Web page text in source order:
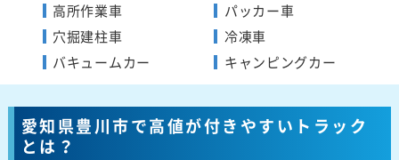
高所作業車
穴掘建柱車
バキュームカー
パッカー車
冷凍車
キャンピングカー
愛知県豊川市で高値が付きやすいトラック
とは？